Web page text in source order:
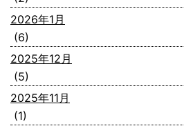
2026年1月
(6)
2025年12月
(5)
2025年11月
(1)